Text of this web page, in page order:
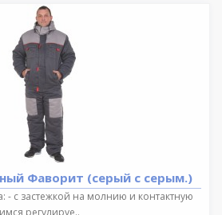
Фаворит (серый с серым.)
- с застежкой на молнию и контактную
регулируе..